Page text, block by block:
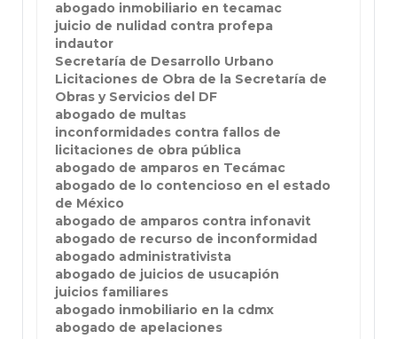
abogado inmobiliario en tecamac
juicio de nulidad contra profepa
indautor
Secretaría de Desarrollo Urbano
Licitaciones de Obra de la Secretaría de
Obras y Servicios del DF
abogado de multas
inconformidades contra fallos de
licitaciones de obra pública
abogado de amparos en Tecámac
abogado de lo contencioso en el estado
de México
abogado de amparos contra infonavit
abogado de recurso de inconformidad
abogado administrativista
abogado de juicios de usucapión
juicios familiares
abogado inmobiliario en la cdmx
abogado de apelaciones